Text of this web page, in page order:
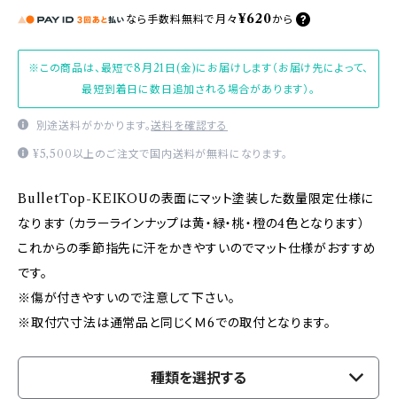
なら 手数料無料で 月々¥620から
※この商品は、最短で8月21日(金)にお届けします（お届け先によって、
最短到着日に数日追加される場合があります）。
別途送料がかかります。送料を確認する
¥5,500以上のご注文で国内送料が無料になります。
BulletTop-KEIKOUの表面にマット塗装した数量限定仕様に
なります（カラーラインナップは黄・緑・桃・橙の4色となります）
これからの季節指先に汗をかきやすいのでマット仕様がおすすめ
です。
※傷が付きやすいので注意して下さい。
※取付穴寸法は通常品と同じくＭ6での取付となります。
種類を選択する